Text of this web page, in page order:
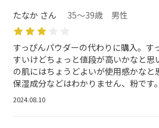
たなか さん 35～39歳 男性
すっぴんパウダーの代わりに購入。す
すいけどちょっと値段が高いかなと思
の肌にはちょうどよいが使用感かなと
保湿成分などはわかりません、粉です。
2024.08.10